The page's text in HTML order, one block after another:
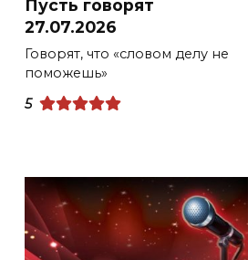
Пусть говорят
27.07.2026
Говорят, что «словом делу не
поможешь»
5